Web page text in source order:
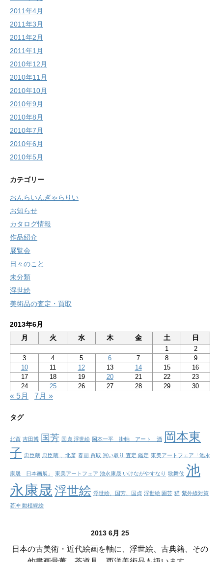
2011年4月
2011年3月
2011年2月
2011年1月
2010年12月
2010年11月
2010年10月
2010年9月
2010年8月
2010年7月
2010年6月
2010年5月
カテゴリー
おんらいんぎゃらりい
お知らせ
カタログ情報
作品紹介
展覧会
日々のこと
未分類
浮世絵
美術品の査定・買取
2013年6月
月
火 水 木 金 土 日
1
2
3
4 5 6 7 8
9
10
11 12 13 14 15
16
17
18 19 20 21 22
23
24
25 26 27 28 29 30
« 5月 7月 »
タグ
北斎 吉田博 国芳 国貞 浮世絵 岡本一平 掛軸 アート 酒
岡本東
子 忠臣蔵 忠臣蔵 、北斎 春画 買取 買い取り 査定 鑑定 東美アートフェア「池永
康晟 日本画展」 東美アートフェア 池永康晟 いけながやすなり 歌舞伎 池
永康晟浮世絵 浮世絵、国芳、国貞 浮世絵 園芸 猫 紫外線対策
若冲 動植綵絵
2013 6月 25
日本の古美術・近代絵画を軸に、浮世絵、古典籍、その